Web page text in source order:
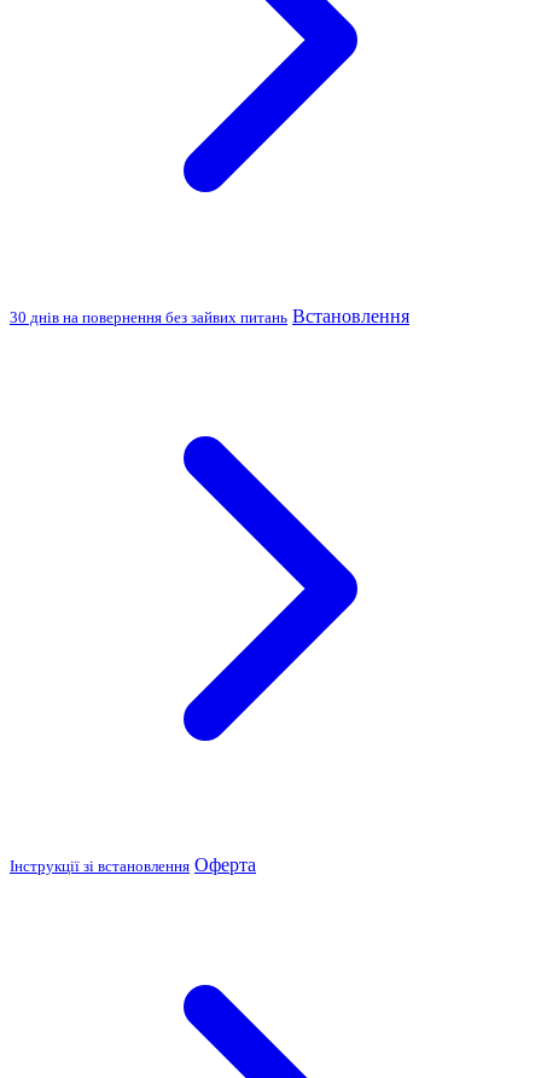
30 днів на повернення без зайвих питань Встановлення
Інструкції зі встановлення Оферта